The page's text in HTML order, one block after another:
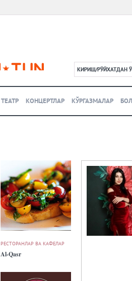
КИРИШ/РЎЙХАТДАН
ТЕАТР КОНЦЕРТЛАР КЎРГАЗМАЛАР
РЕСТОРАНЛАР ВА КАФЕЛАР
Al-Qasr